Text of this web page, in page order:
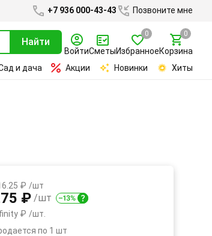
+7 936 000-43-43 Позвоните мне
Найти
ВойтиСметыИзбранное
0
Корзина
0
и дача Акции Новинки Хиты
₽ /шт
₽ /шт
₽ /шт.
по 1 шт